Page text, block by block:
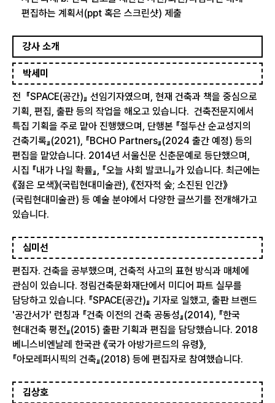
편집하는 계획서(ppt 혹은 스크린샷) 제출
강사 소개
박세미
전 『SPACE(공간)』 선임기자였으며, 현재 건축과 책을 중심으로
기획, 편집, 출판 등의 작업을 해오고 있습니다. 건축전문지에서
특집 기획을 주로 맡아 진행했으며, 단행본 『절두산 순교성지의
건축기록』(2021), 『BCHO Partners』(2024 출간 예정) 등의
편집을 맡았습니다. 2014년 서울신문 신춘문예로 등단했으며,
시집 『내가 나일 확률』, 『오늘 사회 발코니』가 있습니다. 최근에는
《젊은 모색》(국립현대미술관), 《전자적 숲; 소진된 인간》
(국립현대미술관) 등 예술 분야에서 다양한 글쓰기를 전개해가고
있습니다.
심미선
편집자. 건축을 공부했으며, 건축적 사고의 표현 방식과 매체에
관심이 있습니다. 정림건축문화재단에서 미디어 파트 실무를
담당하고 있습니다. 『SPACE(공간)』 기자로 일했고, 출판 브랜드
'공간서가' 런칭과 『건축 이전의 건축 공동성』(2014), 『한국
현대건축 평전』(2015) 출판 기획과 편집을 담당했습니다. 2018
베니스비엔날레 한국관 《국가 아방가르드의 유령》,
『아모레퍼시픽의 건축』(2018) 등에 편집자로 참여했습니다.
김상호